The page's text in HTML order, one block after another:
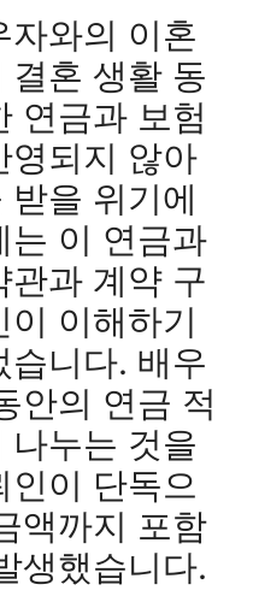
자와의 이혼
결혼 생활 동
연금과 보험
영되지 않아
을 위기에
는 이 연금과
관과 계약 구
이해하기
습니다. 배우
안의 연금 적
나누는 것을
인이 단독으
액까지 포함
생했습니다.